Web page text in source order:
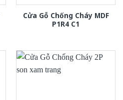
Cửa Gỗ Chống Cháy MDF
P1R4 C1